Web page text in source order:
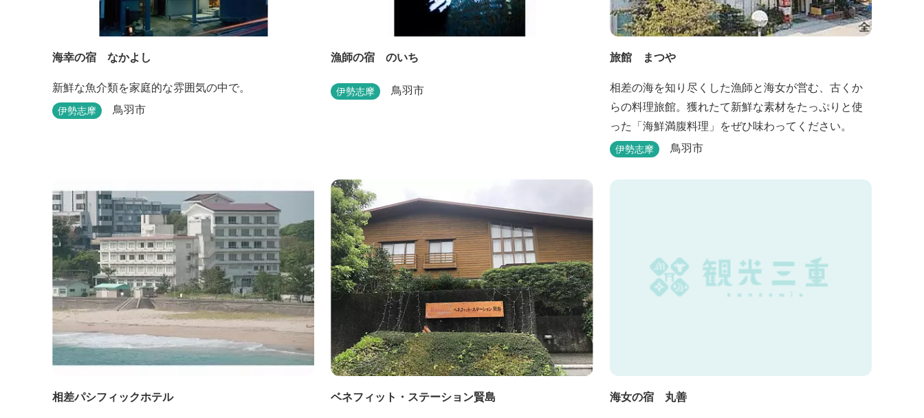
海幸の宿 なかよし
新鮮な魚介類を家庭的な雰囲気の中で。
伊勢志摩 鳥羽市
漁師の宿 のいち
伊勢志摩 鳥羽市
旅館 まつや
相差の海を知り尽くした漁師と海女が営む、古くか
らの料理旅館。獲れたて新鮮な素材をたっぷりと使
った「海鮮満腹料理」をぜひ味わってください。
伊勢志摩 鳥羽市
相差パシフィックホテル
ベネフィット・ステーション賢島
海女の宿 丸善